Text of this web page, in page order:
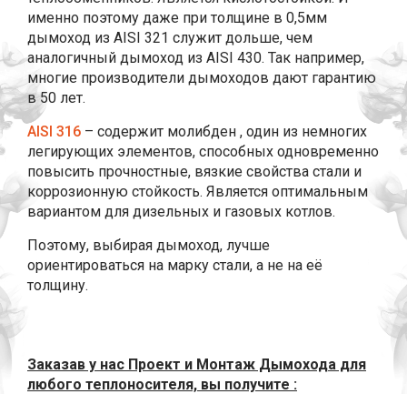
именно поэтому даже при толщине в 0,5мм
дымоход из AISI 321 служит дольше, чем
аналогичный дымоход из AISI 430. Так например,
многие производители дымоходов дают гарантию
в 50 лет.
AISI 316 – содержит молибден , один из немногих
легирующих элементов, способных одновременно
повысить прочностные, вязкие свойства стали и
коррозионную стойкость. Является оптимальным
вариантом для дизельных и газовых котлов.
Поэтому, выбирая дымоход, лучше
ориентироваться на марку стали, а не на её
толщину.
Заказав у нас Проект и Монтаж Дымохода для
любого теплоносителя, вы получите :